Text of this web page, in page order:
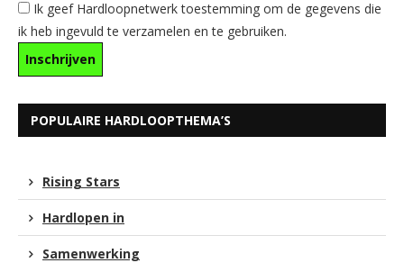
Ik geef Hardloopnetwerk toestemming om de gegevens die
ik heb ingevuld te verzamelen en te gebruiken.
POPULAIRE HARDLOOPTHEMA’S
Rising Stars
Hardlopen in
Samenwerking